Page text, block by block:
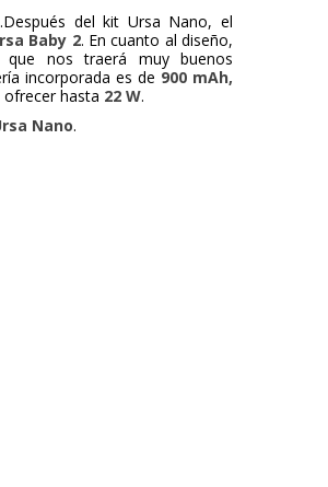
del kit Ursa Nano, el
Baby 2. En cuanto al diseño,
nos traerá muy buenos
incorporada es de 900 mAh,
hasta 22 W.
Nano.